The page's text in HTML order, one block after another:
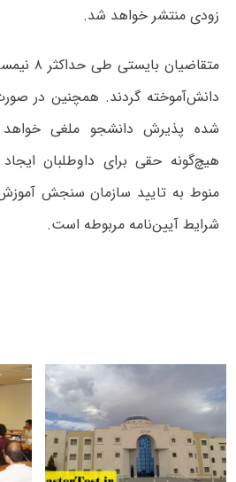
زودی منتشر خواهد شد.
دانش‌آموخته گردند. همچنین در
شده پذیرش دانشجو ملغی خواهد
هیچ‌گونه حقی برای داوطلبان
منوط به تایید سازمان سنجش آموزش
شرایط آیین‌نامه مربوطه است.